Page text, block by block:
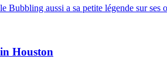
Bubbling aussi a sa petite légende sur
Houston